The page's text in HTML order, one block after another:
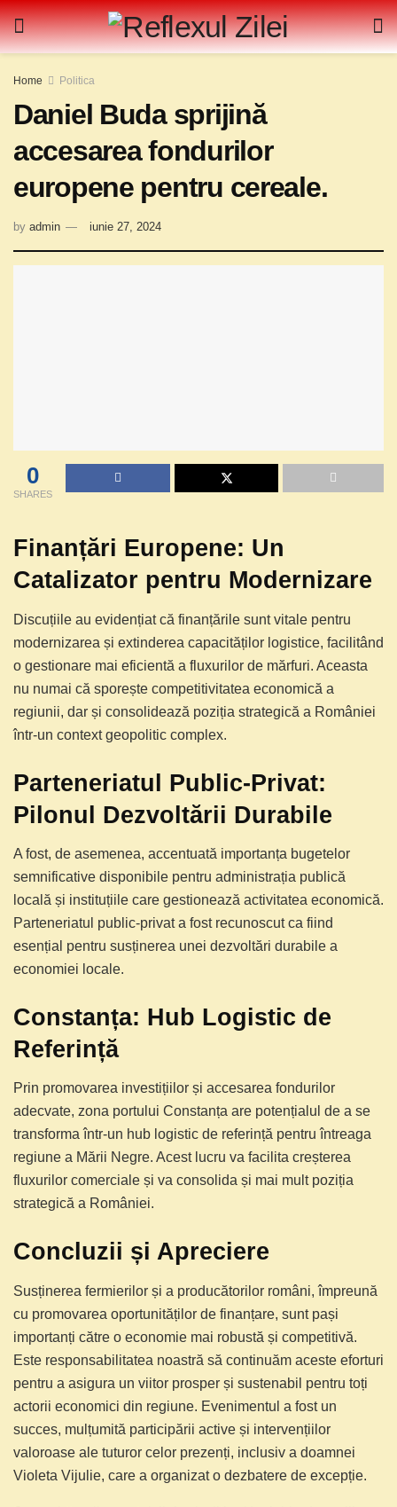
Home Politica
Daniel Buda sprijină
accesarea fondurilor
europene pentru cereale.
by admin iunie 27, 2024
0
SHARES
Finanțări Europene: Un
Catalizator pentru Modernizare
Discuțiile au evidențiat că finanțările sunt vitale pentru
modernizarea și extinderea capacităților logistice, facilitând
o gestionare mai eficientă a fluxurilor de mărfuri. Aceasta
nu numai că sporește competitivitatea economică a
regiunii, dar și consolidează poziția strategică a României
într-un context geopolitic complex.
Parteneriatul Public-Privat:
Pilonul Dezvoltării Durabile
A fost, de asemenea, accentuată importanța bugetelor
semnificative disponibile pentru administrația publică
locală și instituțiile care gestionează activitatea economică.
Parteneriatul public-privat a fost recunoscut ca fiind
esențial pentru susținerea unei dezvoltări durabile a
economiei locale.
Constanța: Hub Logistic de
Referință
Prin promovarea investițiilor și accesarea fondurilor
adecvate, zona portului Constanța are potențialul de a se
transforma într-un hub logistic de referință pentru întreaga
regiune a Mării Negre. Acest lucru va facilita creșterea
fluxurilor comerciale și va consolida și mai mult poziția
strategică a României.
Concluzii și Apreciere
Susținerea fermierilor și a producătorilor români, împreună
cu promovarea oportunităților de finanțare, sunt pași
importanți către o economie mai robustă și competitivă.
Este responsabilitatea noastră să continuăm aceste eforturi
pentru a asigura un viitor prosper și sustenabil pentru toți
actorii economici din regiune. Evenimentul a fost un
succes, mulțumită participării active și intervențiilor
valoroase ale tuturor celor prezenți, inclusiv a doamnei
Violeta Vijulie, care a organizat o dezbatere de excepție.